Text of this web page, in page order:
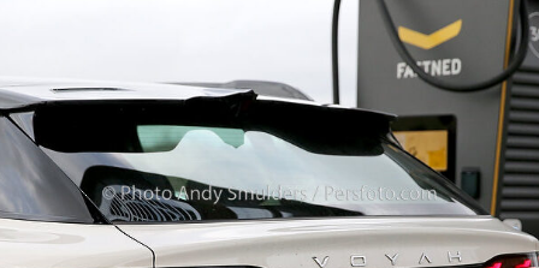
Rust,
Verfijning